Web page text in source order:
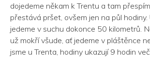
dojedeme někam k Trentu a tam
přestává pršet, ovšem jen na půl hodiny.
jedeme v suchu dokonce 50 kilometrů.
už mokří všude, ať jedeme v pláštěnce
jsme u Trenta, hodiny ukazují 9 hodin